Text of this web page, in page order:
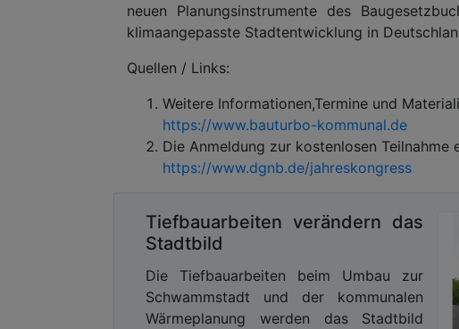
neuen Planungsinstrumente des
klimaangepasste Stadtentwicklung in
Quellen / Links:
­Weitere Informationen,Termine und
https://www.bauturbo-kommunal.de
­Die Anmeldung zur kostenlosen Teilnahme
https://www.dgnb.de/jahreskongress
Tiefbauarbeiten verändern das
Stadtbild
Die Tiefbauarbeiten beim Umbau zur
Schwammstadt und der kommunalen
Wärmeplanung werden das Stadtbild